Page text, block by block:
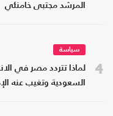
المرشد مجتبى خامنئي
4
سياسة
لماذا تتردد مصر في
السعودية وتغيب عنه